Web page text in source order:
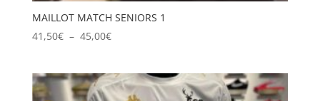
MAILLOT MATCH SENIORS 1
41,50€ – 45,00€Plage
41,50€